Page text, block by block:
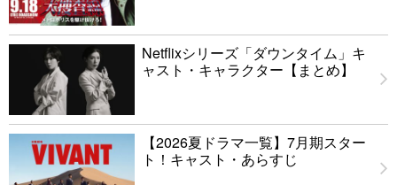
Netflixシリーズ「ダウンタイム」キ
ャスト・キャラクター【まとめ】
【2026夏ドラマ一覧】7月期スター
ト！キャスト・あらすじ